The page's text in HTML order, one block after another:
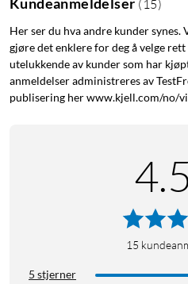
( 15)
Her ser du hva andre kunder
gjøre det enklere for deg å velge
utelukkende av kunder som har
anmeldelser administreres av
publisering her www.kjell.com/no/
4.5
15
5 stjerner